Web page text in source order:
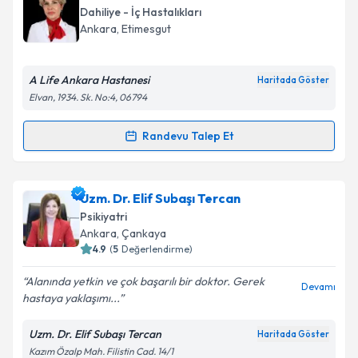
bilgilendireceğiz.
E-posta Adresiniz
Kişisel verilerimin işlenmesine ilişkinAydınlatma
'ni okudum ve kişisel verilerimin belirtilen
kapsamda işlenmesini kabul ediyorum.
Takvim Talebini Gönder
Dahiliye - İç Hastalıkları
Ankara, Etimesgut
A Life Ankara Hastanesi Haritada Göster
Elvan, 1934. Sk. No:4, 06794
Randevu Talep Et
Randevu Takvimi Talebi
Uzm. Dr. Nihal Turaniçin randevu takvimi talebi
oluşturun. Size bu uzmandan randevu almanız için bir
takvim hazırlandığında e-posta ile bilgilendireceğiz.
Kişisel verilerimin işlenmesine ilişkin
Aydınlatma
Uzm. Dr. Elif Subaşı Tercan
Psikiyatri
Ankara, Çankaya
4.9 (5 Değerlendirme)
Alanında yetkin ve çok başarılı bir doktor. Gerek
hastaya yaklaşımı...
Devamı
Uzm. Dr. Elif Subaşı Tercan Haritada Göster
Kazım Özalp Mah. Filistin Cad. 14/1